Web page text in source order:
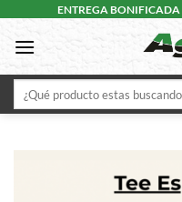
content
ENTREGA BONIFICADA
Buscar
por: